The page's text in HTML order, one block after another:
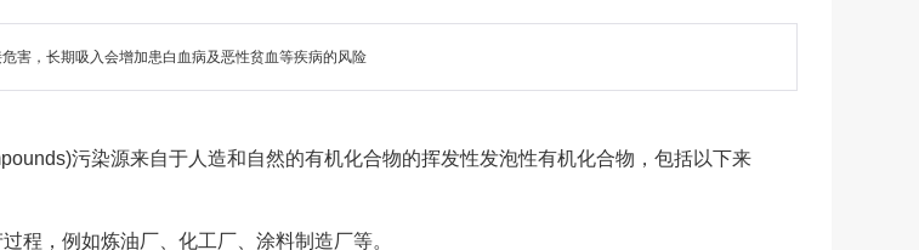
害，长期吸入会增加患白血病及恶性贫血等疾病的风险
污染源来自于人造和自然的有机化合物的挥发性发泡性有机化合物，包括以下来
程，例如炼油厂、化工厂、涂料制造厂等。